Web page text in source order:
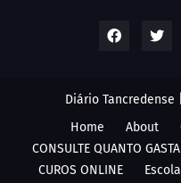
Diário
Home
About
CONSULTE QUANTO
CUROS ONLINE